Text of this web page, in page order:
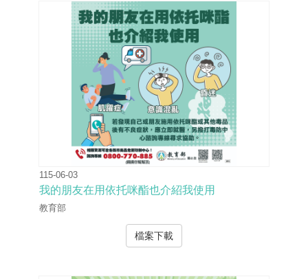
115-06-03
我的朋友在用依托咪酯也介紹我使用
教育部
檔案下載